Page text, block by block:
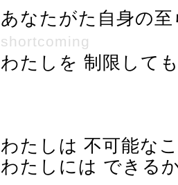
あなたがた自身の
shortcoming
わたしを 制限して
わたしは 不可能な
わたしには できる